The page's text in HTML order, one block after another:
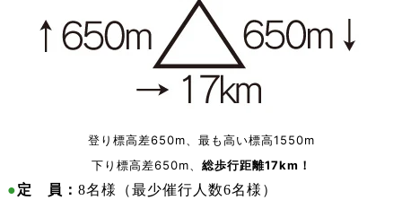
登り標高差650m、最も高い標高1550m
下り標高差650m、 総歩行距離17km！
●定 員： 8名様（最少催行人数6名様）